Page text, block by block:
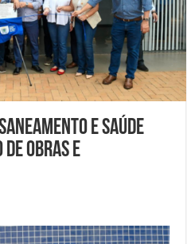
e saúde
obras e